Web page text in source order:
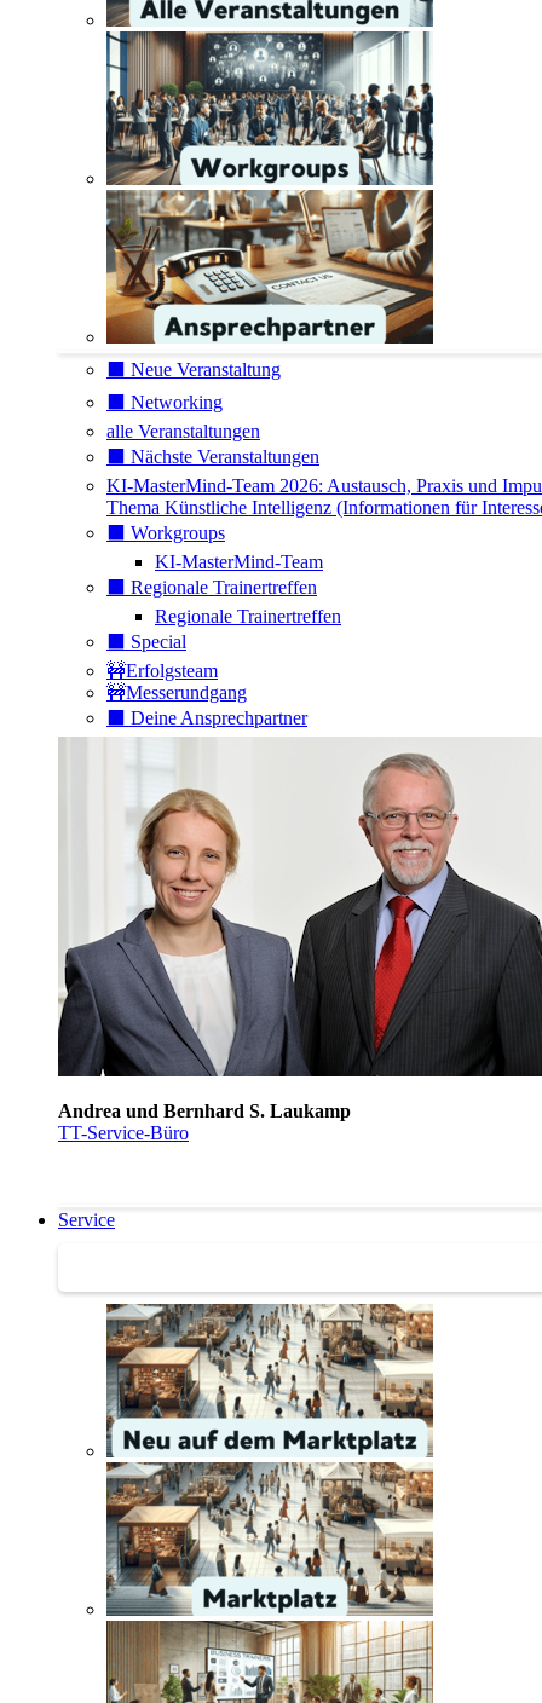
⬛️ Neue Veranstaltung
⬛️ Networking
alle Veranstaltungen
⬛️ Nächste Veranstaltungen
KI-MasterMind-Team 2026: Austausch, Praxis und
Thema Künstliche Intelligenz (Informationen für
⬛️ Workgroups
KI-MasterMind-Team
⬛️ Regionale Trainertreffen
Regionale Trainertreffen
⬛️ Special
🚧Erfolgsteam
🚧Messerundgang
⬛️ Deine Ansprechpartner
Andrea und Bernhard S. Laukamp
TT-Service-Büro
Service